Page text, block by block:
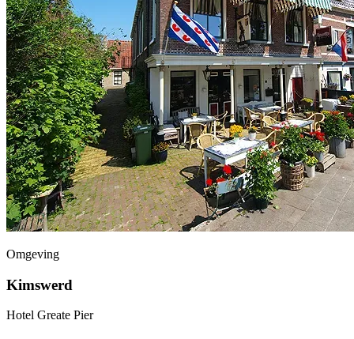
Omgeving
Kimswerd
Hotel Greate Pier